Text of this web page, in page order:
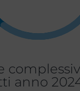
anno